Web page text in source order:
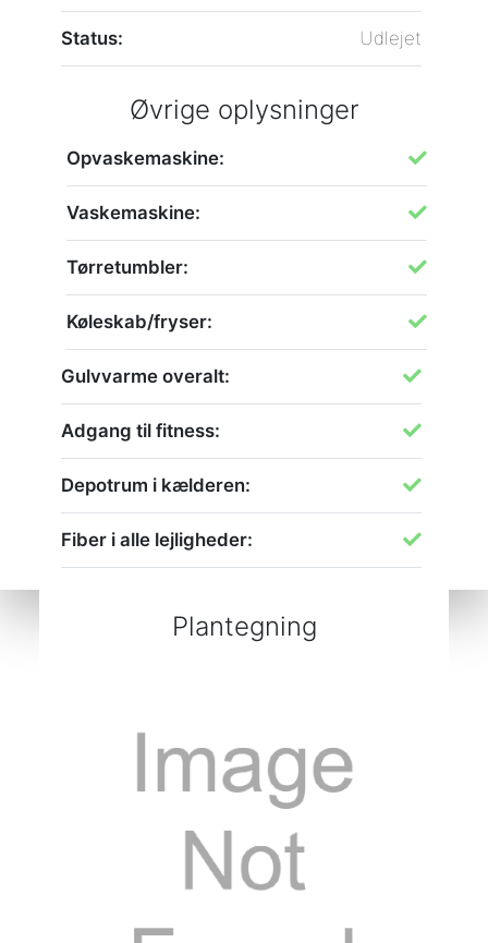
Status: Udlejet
Øvrige oplysninger
Opvaskemaskine:
Vaskemaskine:
Tørretumbler:
Køleskab/fryser:
Gulvvarme overalt:
Adgang til fitness:
Depotrum i kælderen:
Fiber i alle lejligheder:
Plantegning